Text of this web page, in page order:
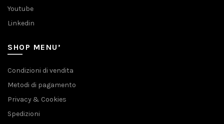
Youtube
Linkedin
SHOP MENU’
Condizioni di vendita
Metodi di pagamento
Privacy & Cookies
Spedizioni